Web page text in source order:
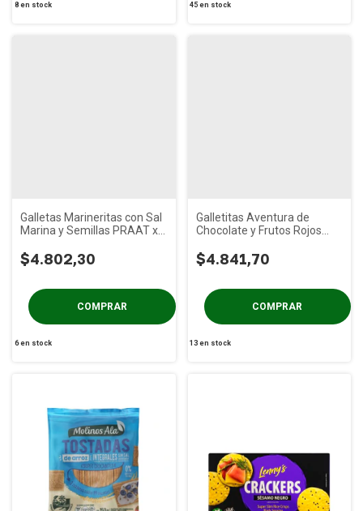
8en stock 45 en stock
Galletas Marineritas con Sal
Marina y Semillas PRAAT x
$4.802,30
6en stock
Galletitas Aventura de
Chocolate y Frutos Rojos
$4.841,70
13 en stock